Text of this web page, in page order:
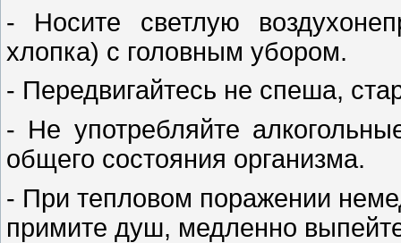
- Носите светлую
хлопка) с головным убором.
- Передвигайтесь не спеша,
- Не употребляйте
общего состояния организма.
- При тепловом поражении
примите душ, медленно